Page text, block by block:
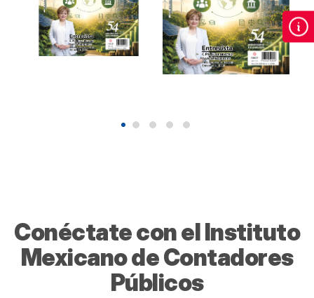
2026.
Sostenibilidad y
criterios ASG.
2026
2026
Sostenibilidad y
criterios ASG.
2026
$90.00
Conéctate con el Instituto
Mexicano de Contadores
Públicos